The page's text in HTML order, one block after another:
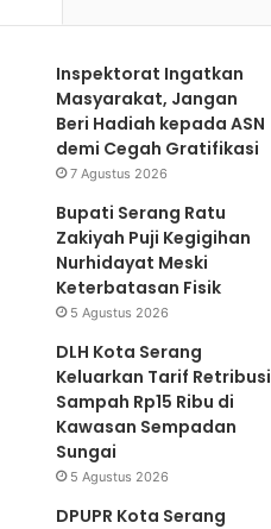
n
y
a
n
y
Inspektorat Ingatkan
Masyarakat, Jangan
Beri Hadiah kepada ASN
demi Cegah Gratifikasi
7 Agustus 2026
Bupati Serang Ratu
Zakiyah Puji Kegigihan
Nurhidayat Meski
Keterbatasan Fisik
5 Agustus 2026
DLH Kota Serang
Keluarkan Tarif Retribusi
Sampah Rp15 Ribu di
Kawasan Sempadan
Sungai
5 Agustus 2026
DPUPR Kota Serang